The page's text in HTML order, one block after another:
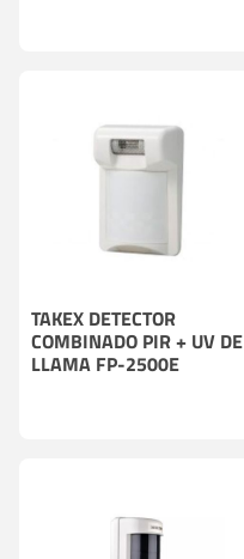
TAKEX DETECTOR
COMBINADO PIR + UV DE
LLAMA FP-2500E